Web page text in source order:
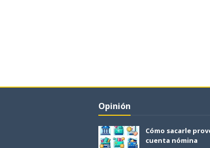
Opinión
Cómo sacarle
cuenta nómina